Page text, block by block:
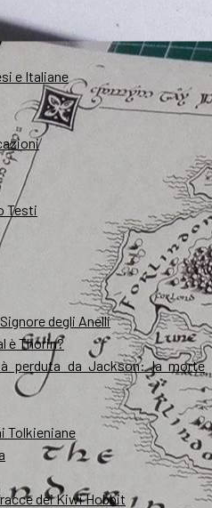
e Italiane
Testi
degli Anelli
è Thorin?
perduta da Jackson: la morte
Tolkieniane
dei Kiwi Hobbit